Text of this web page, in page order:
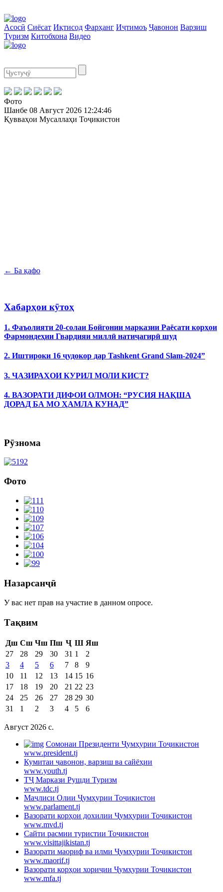
Асосӣ Сиёсат Иқтисод Фарҳанг Иҷтимоъ Ҷавонон Варзиш
Туризм Китобхона Видео
Фото
Шанбе 08 Август 2026 12:24:46
Қувваҳои Мусаллаҳи Тоҷикистон
← Ба қафо
Хабарҳои кӯтоҳ
1. Фаъолияти 20-солаи Бойгонии марказии Раёсати корҳои
Фармондеҳии Гвардияи миллӣ натиҷагирӣ шуд
2. Иштироки 16 ҷудокор дар Tashkent Grand Slam-2024”
3. ҶАЗИРАҲОИ КУРИЛ МОЛИ КИСТ?
4. ВАЗОРАТИ ДИФОИ ОЛМОН: “РУСИЯ НАҚША
ДОРАД БА МО ҲАМЛА КУНАД”
Рӯзнома
Фото
Назарсанҷӣ
У вас нет прав на участие в данном опросе.
Тақвим
Дш Сш Чш Пш Ҷ Ш Яш
27
28 29 30 31 1
2
3
4 5 6 7 8
9
10
11 12 13 14 15 16
17
18 19 20 21 22 23
24
25 26 27 28 29 30
31
1 2 3 4 5 6
Август 2026 c.
Cомонаи Президенти Ҷумҳурии Тоҷикистон
www.president.tj
Кумитаи ҷавонон, варзиш ва сайёҳии
www.youth.tj
ТҶ Маркази Рушди Туризм
www.tdc.tj
Маҷлиси Олии Ҷумҳурии Тоҷикистон
www.parlament.tj
Вазорати корҳои дохилии Ҷумҳурии Тоҷикистон
www.mvd.tj
Сайти расмии туристии Тоҷикистон
www.visittajikistan.tj
Вазорати маориф ва илми Ҷумҳурии Тоҷикистон
www.maorif.tj
Вазорати корҳои хориҷии Ҷумҳурии Тоҷикистон
www.mfa.tj